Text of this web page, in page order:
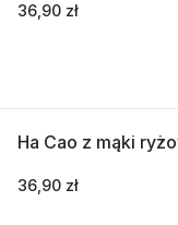
36,90 zł
Ha Cao z mąki
36,90 zł